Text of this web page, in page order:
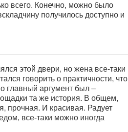
всего. Конечно, можно было
получилось доступно и
этой двери, но жена все-таки
говорить о практичности, что
главный аргумент был –
та же история. В общем,
прочная. И красивая. Радует
все-таки можно иногда